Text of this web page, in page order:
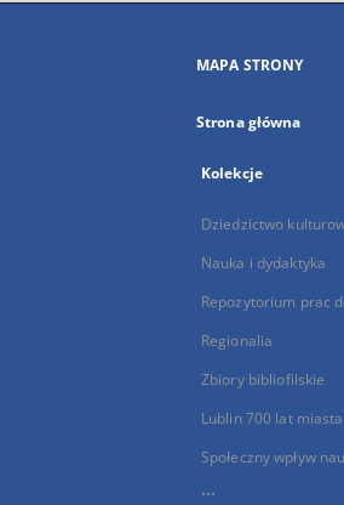
MAPA STRONY
Strona główna
Kolekcje
Dziedzictwo
Nauka i dydaktyka
Repozytorium prac
Regionalia
Zbiory bibliofilskie
Lublin 700 lat miasta
Społeczny wpływ
...